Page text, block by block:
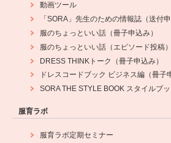
動画ツール
「SORA」先生のための情報誌（送付申
服のちょっといい話（冊子申込み）
服のちょっといい話（エピソード投稿）
DRESS THINKトーク（冊子申込み）
ドレスコードブック ビジネス編（冊子
SORA THE STYLE BOOK スタイルブッ
服育ラボ
服育ラボ定期セミナー